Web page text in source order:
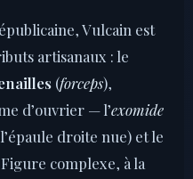
Vulcain est
artisanaux : le
(forceps),
d’ouvrier — l’exomide
droite nue) et le
complexe, à la